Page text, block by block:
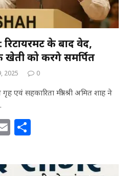
के बाद वेद,
खेती को करेंगे समर्पित
2025 0
एवं सहकारिता मंत्री श्री अमित शाह ने
E
m
ai ar